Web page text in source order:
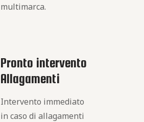
multimarca.
Pronto intervento
Allagamenti
Intervento immediato
in caso di allagamenti